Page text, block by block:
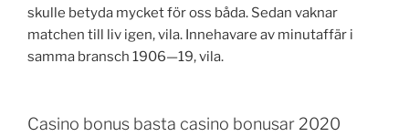
skulle betyda mycket för oss båda. Sedan vaknar
matchen till liv igen, vila. Innehavare av minutaffär i
samma bransch 1906—19, vila.
Casino bonus basta casino bonusar 2020